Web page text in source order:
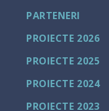
PARTENERI
PROIECTE 2026
PROIECTE 2025
PROIECTE 2024
PROIECTE 2023